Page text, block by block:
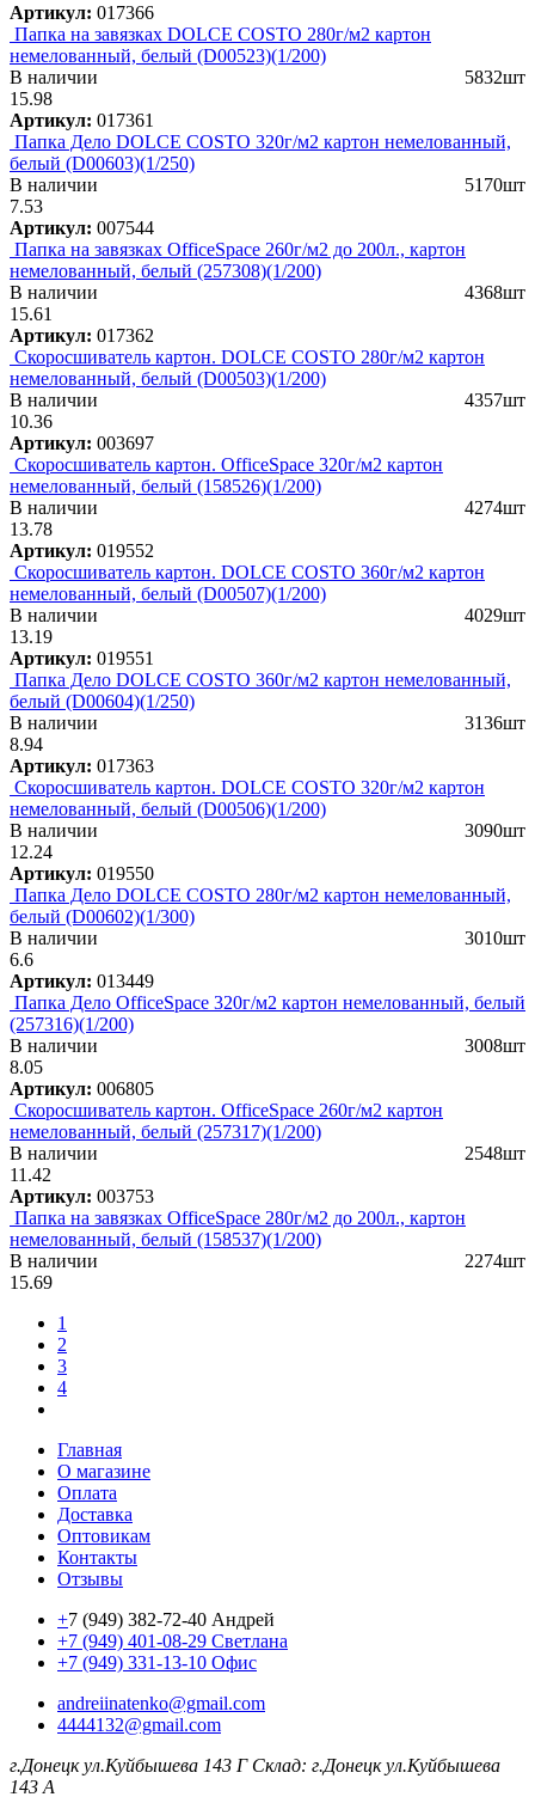
Артикул: 017366
Папка на завязках DOLCE COSTO 280г/м2 картон
немелованный, белый (D00523)(1/200)
В наличии
5832шт
15.98
Артикул: 017361
Папка Дело DOLCE COSTO 320г/м2 картон немелованный,
белый (D00603)(1/250)
В наличии
5170шт
7.53
Артикул: 007544
Папка на завязках OfficeSpace 260г/м2 до 200л., картон
немелованный, белый (257308)(1/200)
В наличии
4368шт
15.61
Артикул: 017362
Скоросшиватель картон. DOLCE COSTO 280г/м2 картон
немелованный, белый (D00503)(1/200)
В наличии
4357шт
10.36
Артикул: 003697
Скоросшиватель картон. OfficeSpace 320г/м2 картон
немелованный, белый (158526)(1/200)
В наличии
4274шт
13.78
Артикул: 019552
Скоросшиватель картон. DOLCE COSTO 360г/м2 картон
немелованный, белый (D00507)(1/200)
В наличии
4029шт
13.19
Артикул: 019551
Папка Дело DOLCE COSTO 360г/м2 картон немелованный,
белый (D00604)(1/250)
В наличии
3136шт
8.94
Артикул: 017363
Скоросшиватель картон. DOLCE COSTO 320г/м2 картон
немелованный, белый (D00506)(1/200)
В наличии
3090шт
12.24
Артикул: 019550
Папка Дело DOLCE COSTO 280г/м2 картон немелованный,
белый (D00602)(1/300)
В наличии
3010шт
6.6
Артикул: 013449
Папка Дело OfficeSpace 320г/м2 картон немелованный, белый
(257316)(1/200)
В наличии
3008шт
8.05
Артикул: 006805
Скоросшиватель картон. OfficeSpace 260г/м2 картон
немелованный, белый (257317)(1/200)
В наличии
2548шт
11.42
Артикул: 003753
Папка на завязках OfficeSpace 280г/м2 до 200л., картон
немелованный, белый (158537)(1/200)
В наличии
2274шт
15.69
1
2
3
4
Главная
О магазине
Оплата
Доставка
Оптовикам
Контакты
Отзывы
+7 (949) 382-72-40 Андрей
+7 (949) 401-08-29 Светлана
+7 (949) 331-13-10 Офис
andreiinatenko@gmail.com
4444132@gmail.com
г.Донецк ул.Куйбышева 143 Г Склад: г.Донецк ул.Куйбышева
143 А